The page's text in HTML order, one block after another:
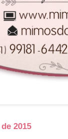
2015